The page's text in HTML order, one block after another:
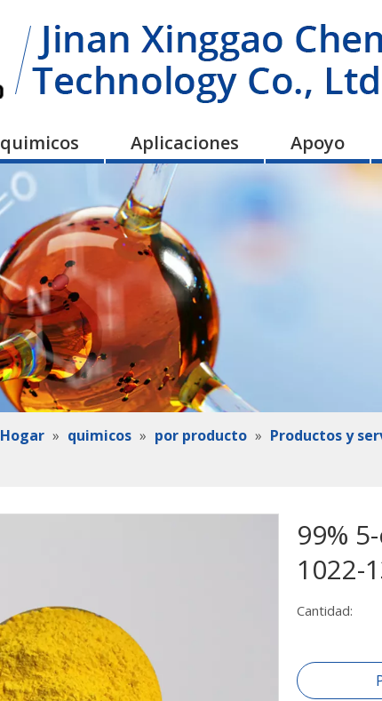
quimicos Aplicaciones Apoyo
Hogar » quimicos » por producto » Productos y
99%
1022-
Cantidad: